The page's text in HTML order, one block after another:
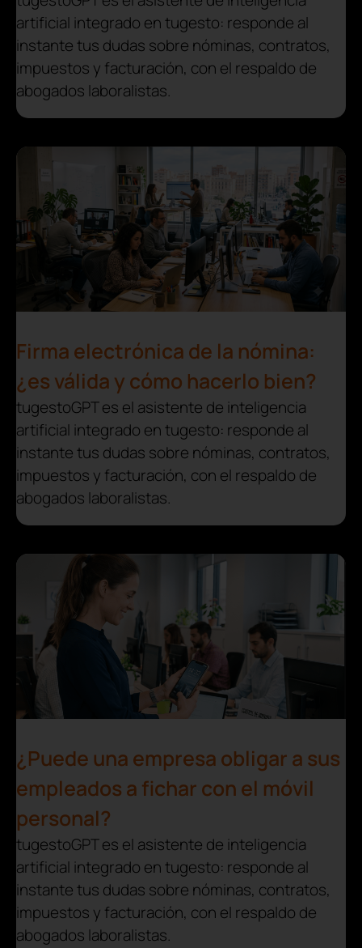
artificial integrado en tugesto: responde al
instante tus dudas sobre nóminas, contratos,
impuestos y facturación, con el respaldo de
abogados laboralistas.
Firma electrónica de la nómina:
¿es válida y cómo hacerlo bien?
tugestoGPT es el asistente de inteligencia
artificial integrado en tugesto: responde al
instante tus dudas sobre nóminas, contratos,
impuestos y facturación, con el respaldo de
abogados laboralistas.
¿Puede una empresa obligar a sus
empleados a fichar con el móvil
personal?
tugestoGPT es el asistente de inteligencia
artificial integrado en tugesto: responde al
instante tus dudas sobre nóminas, contratos,
impuestos y facturación, con el respaldo de
abogados laboralistas.